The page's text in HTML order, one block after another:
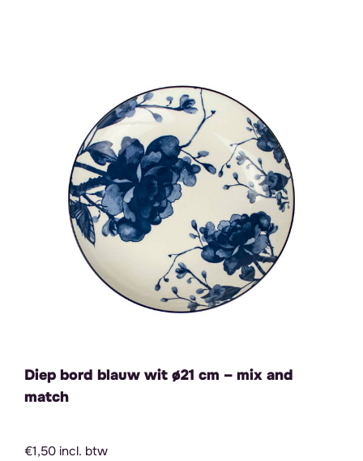
Diep bord blauw wit ø21 cm – mix and
match
€1,50 incl. btw